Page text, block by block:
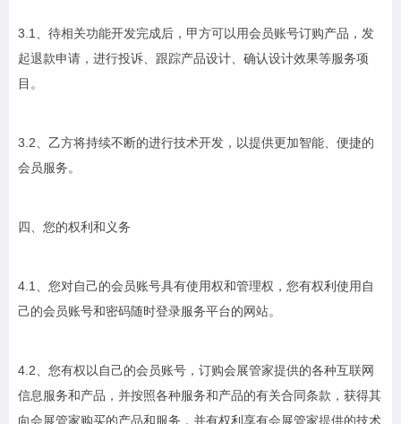
3.1、待相关功能开发完成后，甲方可以用会员账号订购产品，发
起退款申请，进行投诉、跟踪产品设计、确认设计效果等服务项
目。
3.2、乙方将持续不断的进行技术开发，以提供更加智能、便捷的
会员服务。
四、您的权利和义务
4.1、您对自己的会员账号具有使用权和管理权，您有权利使用自
己的会员账号和密码随时登录服务平台的网站。
4.2、您有权以自己的会员账号，订购会展管家提供的各种互联网
信息服务和产品，并按照各种服务和产品的有关合同条款，获得其
向会展管家购买的产品和服务，并有权利享有会展管家提供的技术